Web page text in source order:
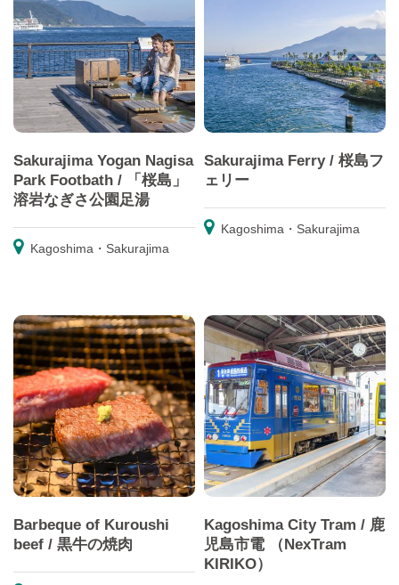
Sakurajima Yogan Nagisa
Park Footbath / 「桜島」
溶岩なぎさ公園足湯
Kagoshima・Sakurajima
Sakurajima Ferry / 桜島フ
ェリー
Kagoshima・Sakurajima
Barbeque of Kuroushi
beef / 黒牛の焼肉
Kagoshima City Tram / 鹿
児島市電 （NexTram
KIRIKO）